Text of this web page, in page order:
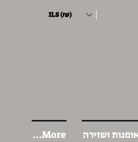
ILS (₪)
ושזירה More...